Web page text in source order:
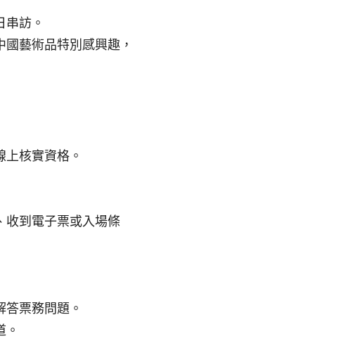
訪。
藝術品特別感興趣，
核實資格。
收到電子票或入場條
票務問題。